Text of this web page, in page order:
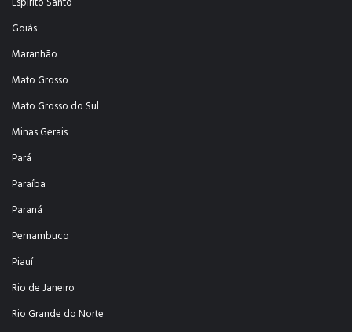
Goiás
Maranhão
Mato Grosso
Mato Grosso do Sul
Minas Gerais
Pará
Paraíba
Paraná
Pernambuco
Piauí
Rio de Janeiro
Rio Grande do Norte